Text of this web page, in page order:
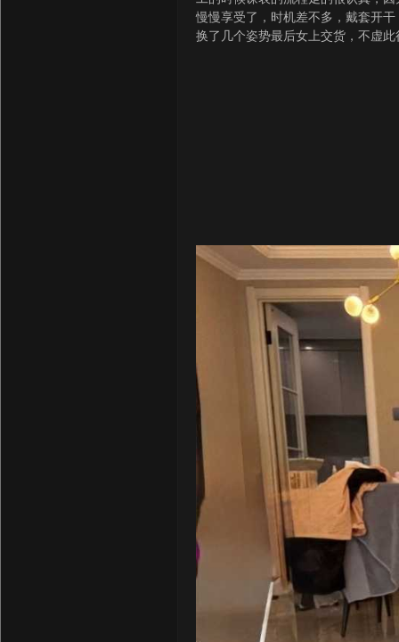
慢慢享受了，时机差不多，戴套开
换了几个姿势最后女上交货，不虚此